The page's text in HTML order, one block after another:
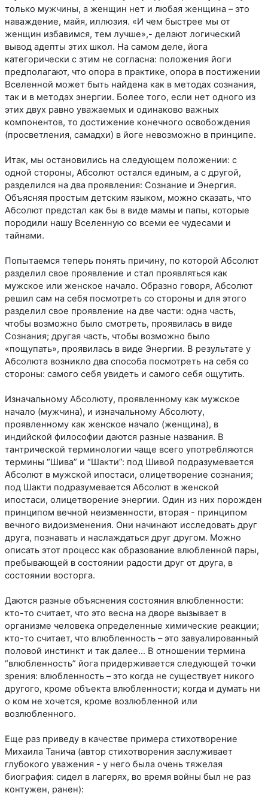
только мужчины, а женщин нет и любая женщина – это
наваждение, майя, иллюзия. «И чем быстрее мы от
женщин избавимся, тем лучше»,- делают логический
вывод адепты этих школ. На самом деле, йога
категорически с этим не согласна: положения йоги
предполагают, что опора в практике, опора в постижении
Вселенной может быть найдена как в методах сознания,
так и в методах энергии. Более того, если нет одного из
этих двух равно уважаемых и одинаково важных
компонентов, то достижение конечного освобождения
(просветления, самадхи) в йоге невозможно в принципе.
Итак, мы остановились на следующем положении: с
одной стороны, Абсолют остался единым, а с другой,
разделился на два проявления: Сознание и Энергия.
Объясняя простым детским языком, можно сказать, что
Абсолют предстал как бы в виде мамы и папы, которые
породили нашу Вселенную со всеми ее чудесами и
тайнами.
Попытаемся теперь понять причину, по которой Абсолют
разделил свое проявление и стал проявляться как
мужское или женское начало. Образно говоря, Абсолют
решил сам на себя посмотреть со стороны и для этого
разделил свое проявление на две части: одна часть,
чтобы возможно было смотреть, проявилась в виде
Сознания; другая часть, чтобы возможно было
«пощупать», проявилась в виде Энергии. В результате у
Абсолюта возникло два способа посмотреть на себя со
стороны: самого себя увидеть и самого себя ощутить.
Изначальному Абсолюту, проявленному как мужское
начало (мужчина), и изначальному Абсолюту,
проявленному как женское начало (женщина), в
индийской философии даются разные названия. В
тантрической терминологии чаще всего употребляются
термины “Шива” и “Шакти”: под Шивой подразумевается
Абсолют в мужской ипостаси, олицетворение сознания;
под Шакти подразумевается Абсолют в женской
ипостаси, олицетворение энергии. Один из них порожден
принципом вечной неизменности, вторая - принципом
вечного видоизменения. Они начинают исследовать друг
друга, познавать и наслаждаться друг другом. Можно
описать этот процесс как образование влюбленной пары,
пребывающей в состоянии радости друг от друга, в
состоянии восторга.
Даются разные объяснения состояния влюбленности:
кто-то считает, что это весна на дворе вызывает в
организме человека определенные химические реакции;
кто-то считает, что влюбленность – это завуалированный
половой инстинкт и так далее... В отношении термина
“влюбленность” йога придерживается следующей точки
зрения: влюбленность – это когда не существует никого
другого, кроме объекта влюбленности; когда и думать ни
о ком не хочется, кроме возлюбленной или
возлюбленного.
Еще раз приведу в качестве примера стихотворение
Михаила Танича (автор стихотворения заслуживает
глубокого уважения - у него была очень тяжелая
биография: сидел в лагерях, во время войны был не раз
контужен, ранен):